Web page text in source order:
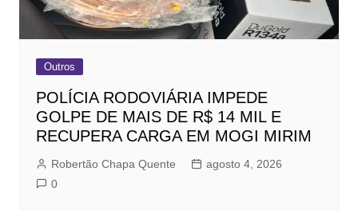
Outros
POLÍCIA RODOVIÁRIA IMPEDE
GOLPE DE MAIS DE R$ 14 MIL E
RECUPERA CARGA EM MOGI MIRIM
Robertão Chapa Quente
agosto 4, 2026
0